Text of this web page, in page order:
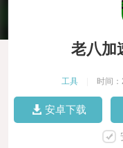
老八加
工具 时间
安卓下载